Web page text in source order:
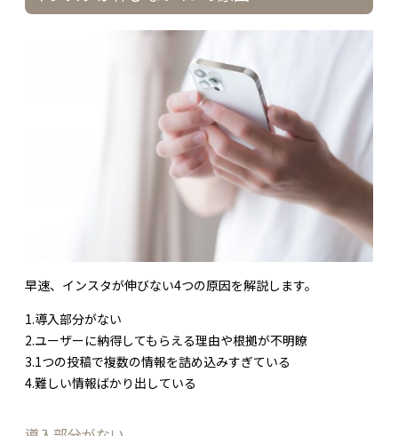
早速、インスタが伸びない4つの原因を解説します。
1.導入部分がない
2.ユーザーに納得してもらえる理由や根拠が不明瞭
3.1つの投稿で複数の情報を詰め込みすぎている
4.難しい情報ばかり出している